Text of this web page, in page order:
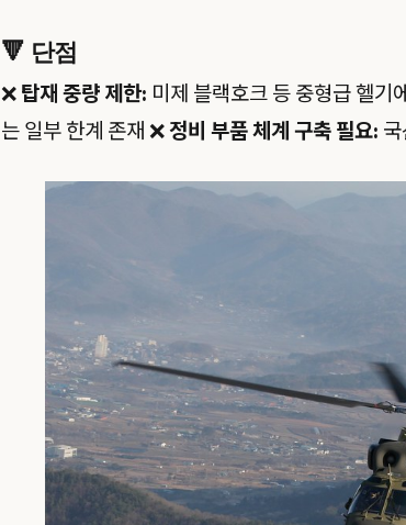
🔻 단점
❌탑재 중량 제한: 미제 블랙호크 등 중형급 헬기
는 일부 한계 존재 ❌정비 부품 체계 구축 필요: